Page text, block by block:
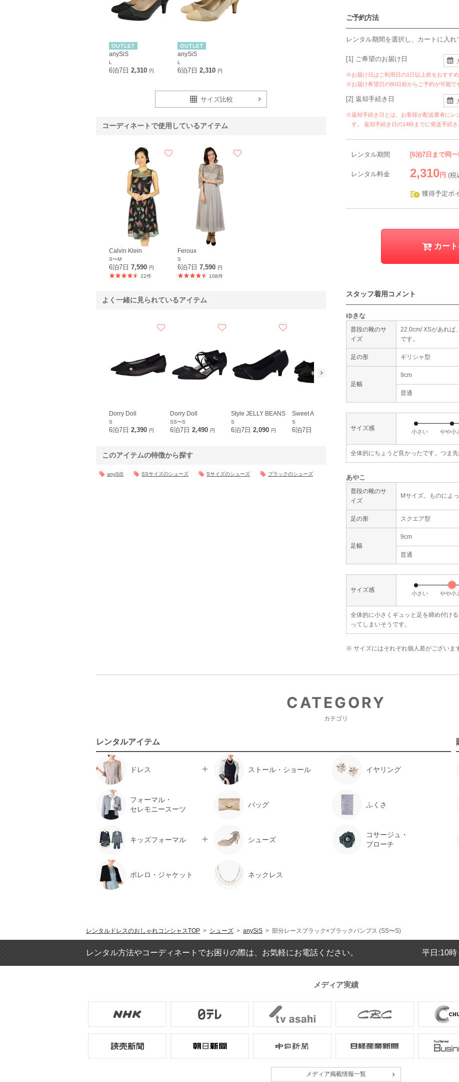
ご予約方法
レンタル期間を選択し、カートに入れ
[1] ご希望のお届け日
※お届け日はご利用日の1日以上前をおすすめ
※お届け希望日の80日前からご予約が可能で
[2] 返却手続き日
※返却手続き日とは、お客様が配送業者にレ
す。 返却手続き日の14時までに発送手続き
レンタル期間 [6泊7日まで同一
レンタル料金 2,310 円 (税
獲得予定ポ
カー
スタッフ着用コメント
ゆきな
普段の靴のサ
イズ
22.0cm/ XSがあれば
です。
足の形 ギリシャ型
足幅
9cm
普通
サイズ感 小さい やや小
全体的にちょうど良かったです。つま
あやこ
普段の靴のサ
イズ
Mサイズ。ものによ
足の形 スクエア型
足幅
9cm
普通
サイズ感 小さい やや小
全体的に小さくギュッと足を締め付け
ってしまいそうです。
※ サイズにはそれぞれ個人差がございま
anySiS
L
6泊7日 2,310 円
anySiS
L
6泊7日2,310 円
サイズ比較
コーディネートで使用しているアイテム
Calvin Klein
S〜M
6泊7日 7,590 円
22件
Feroux
S
6泊7日7,590 円
108件
よく一緒に見られているアイテム
Dorry Doll
S
6泊7日 2,390 円
Dorry Doll
SS〜S
6泊7日2,490 円
Style JELLY BEANS
S
6泊7日2,090 円
Sweet As
S
6泊7日
Climb
6泊7日
metoi
S
6泊7日 2,290円
このアイテムの特徴から探す
anySiS SSサイズのシューズ Sサイズのシューズ ブラックのシューズ
CATEGORY
カテゴリ
レンタルアイテム
ドレス ストール・ショール イヤリング
フォーマル・
セレモニースーツ
バッグ ふくさ
キッズフォーマル シューズ
コサージュ・
ブローチ
ボレロ・ジャケット ネックレス
レンタルドレスのおしゃれコンシャスTOP > シューズ > anySiS > 部分レースブラック×ブラックパンプス (SS〜S)
レンタル方法やコーディネートでお困りの際は、お気軽にお電話ください。 平日:10時
メディア実績
メディア掲載情報一覧